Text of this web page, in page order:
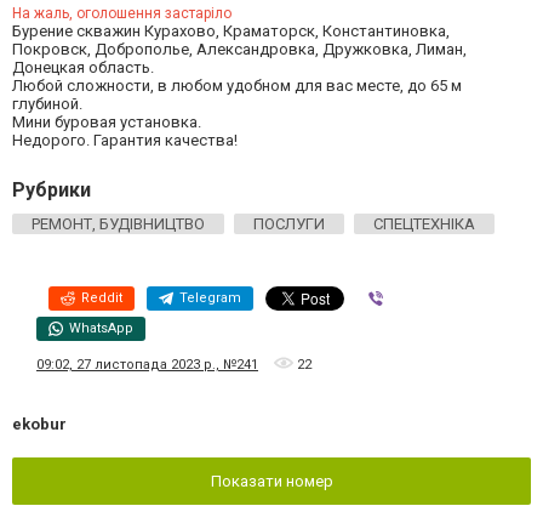
На жаль, оголошення застаріло
Бурение скважин Курахово, Краматорск, Константиновка,
Покровск, Доброполье, Александровка, Дружковка, Лиман,
Донецкая область.
Любой сложности, в любом удобном для вас месте, до 65 м
глубиной.
Мини буровая установка.
Недорого. Гарантия качества!
Рубрики
РЕМОНТ, БУДІВНИЦТВО ПОСЛУГИ СПЕЦТЕХНІКА
Reddit Telegram
WhatsApp
09:02, 27 листопада 2023 р., №241 22
ekobur
Показати номер